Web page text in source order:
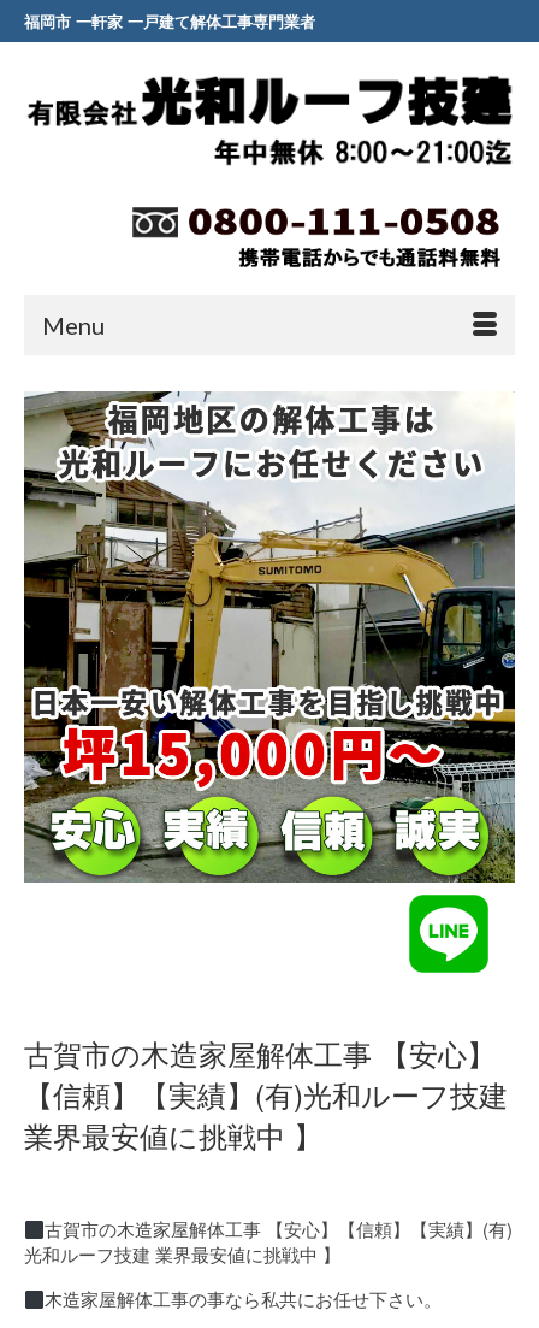
福岡市 一軒家 一戸建て解体工事専門業者
Menu
古賀市の木造家屋解体工事 【安心】
【信頼】【実績】(有)光和ルーフ技建
業界最安値に挑戦中 】
古賀市の木造家屋解体工事 【安心】【信頼】【実績】(有)
光和ルーフ技建 業界最安値に挑戦中 】
木造家屋解体工事の事なら私共にお任せ下さい。